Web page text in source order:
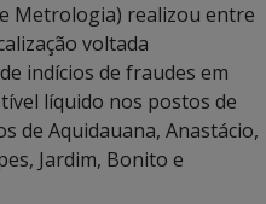
Metrologia) realizou entre
voltada
indícios de fraudes em
líquido nos postos de
de Aquidauana, Anastácio,
Jardim, Bonito e